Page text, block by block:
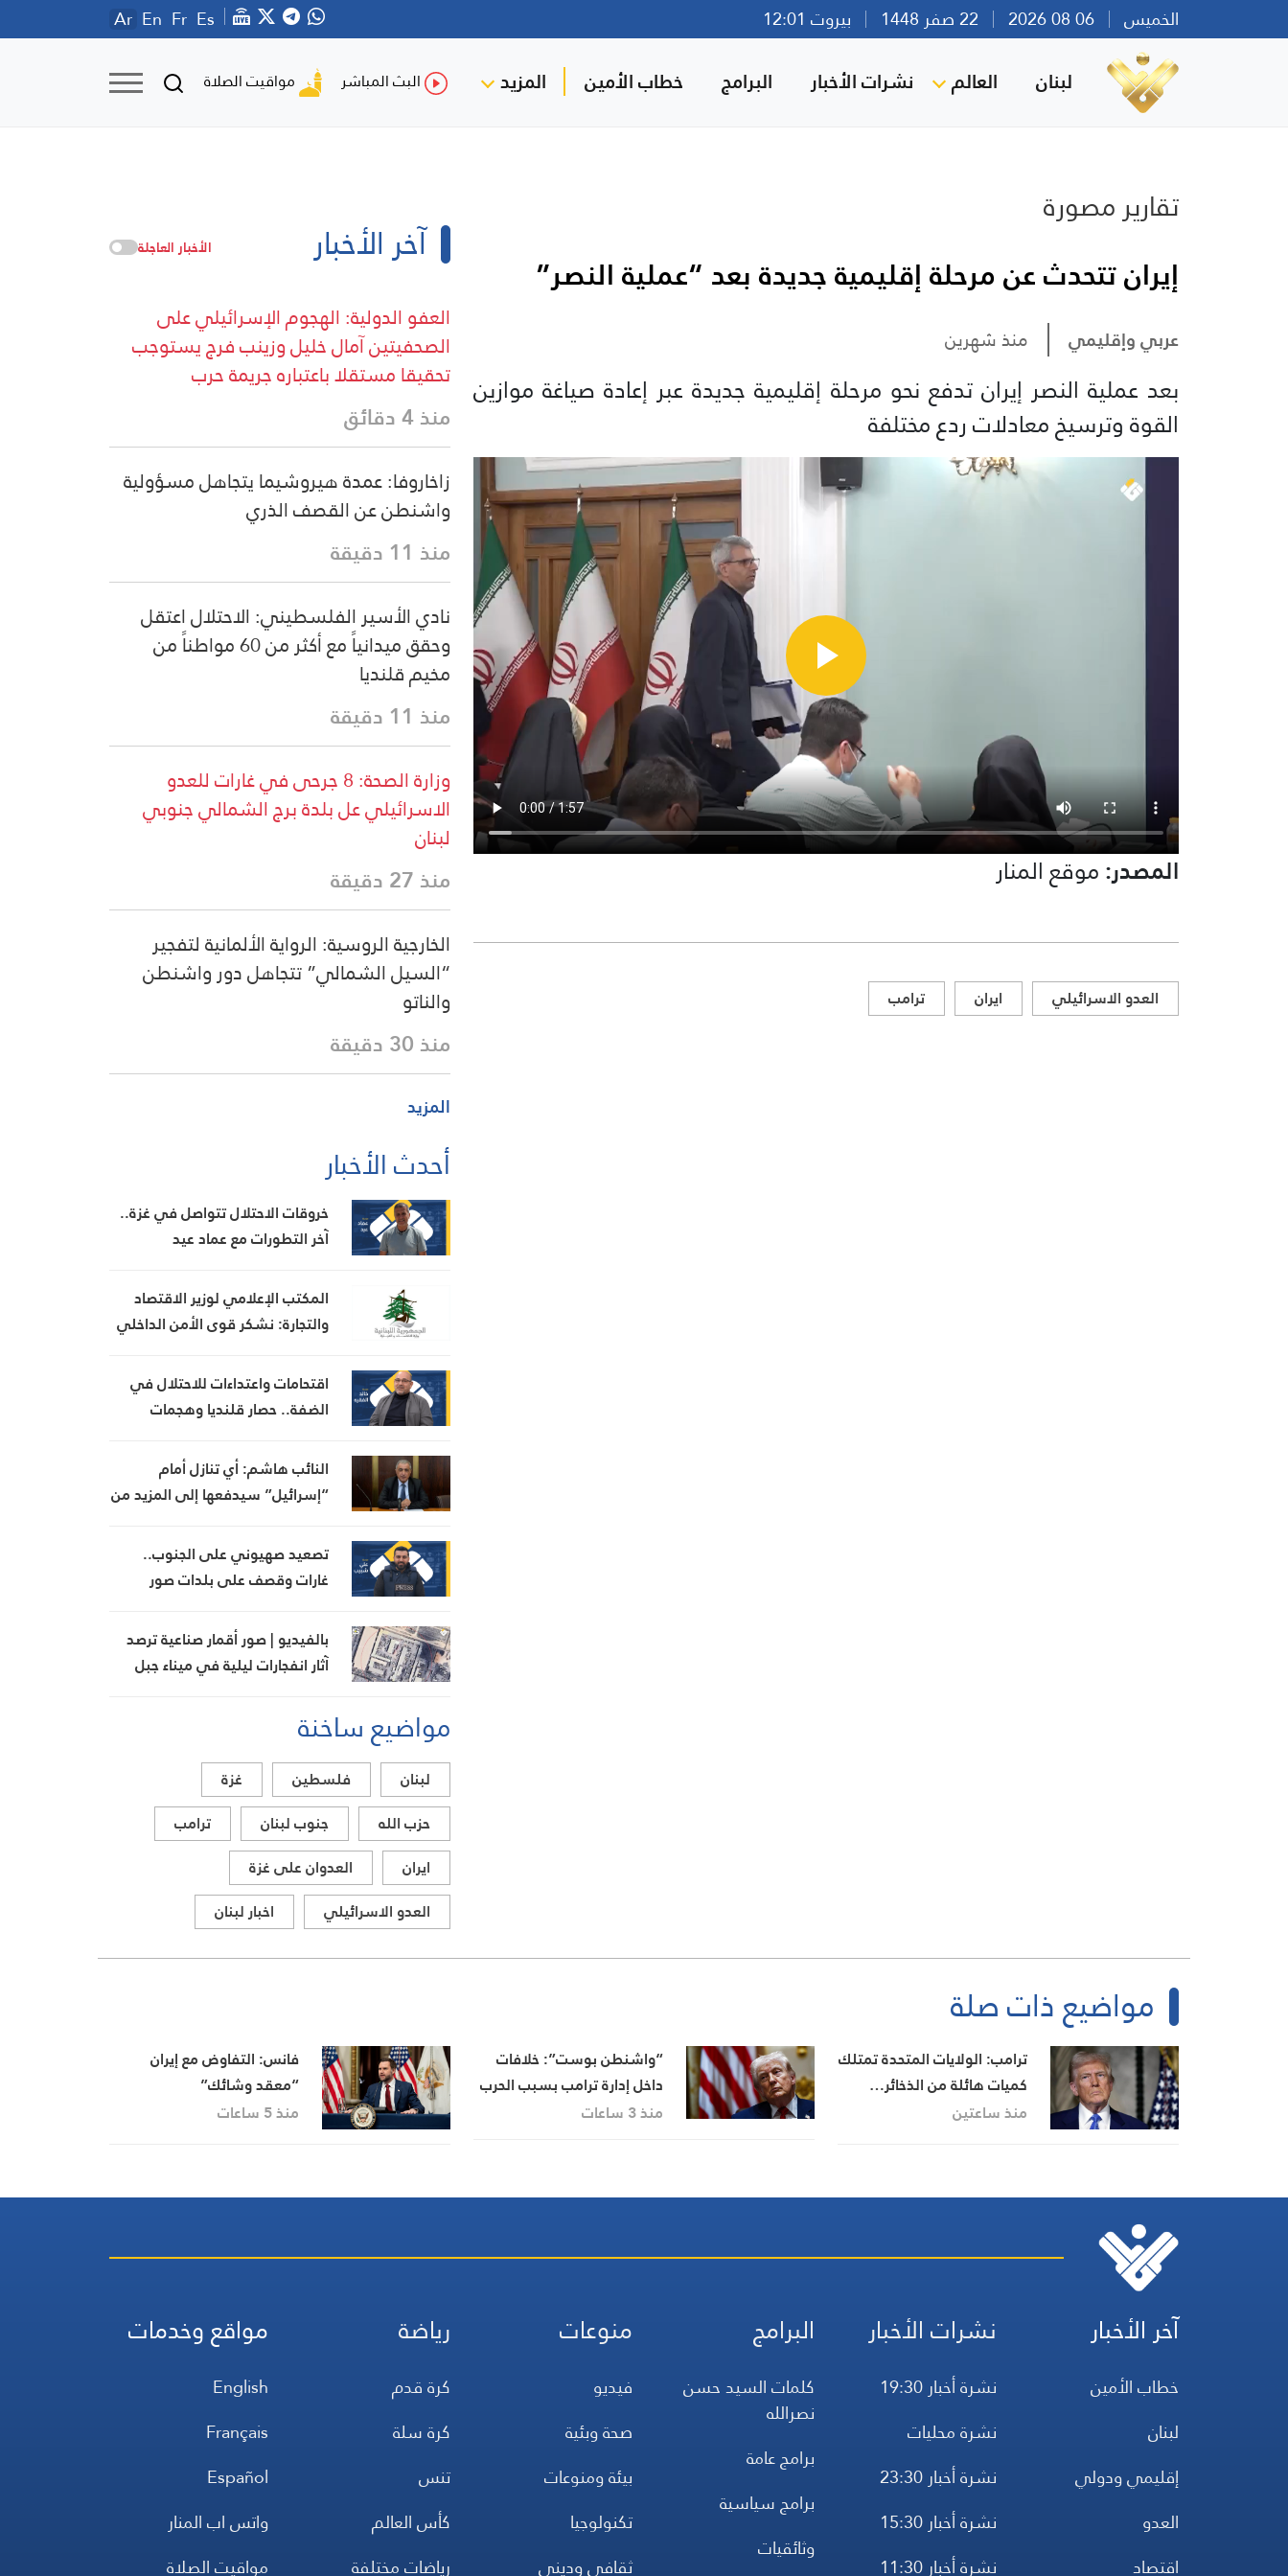
الخميس بيروت 12:01 Ar En Fr Es
لبنان العالم نشرات الأخبار البرامج خطاب الأمين المزيد البث المباشر مواقيت الصلاة
تقارير مصورة
إيران تتحدث عن مرحلة إقليمية جديدة بعد “عملية النصر”
عربي وإقليمي منذ شهرين
بعد عملية النصر إيران تدفع نحو مرحلة إقليمية جديدة عبر إعادة صياغة موازين
القوة وترسيخ معادلات ردع مختلفة
المصدر:موقع المنار
العدو الاسرائيلي ايران ترامب
آخر الأخبار الأخبار العاجلة
العفو الدولية: الهجوم الإسرائيلي على
الصحفيتين آمال خليل وزينب فرج يستوجب
تحقيقا مستقلا باعتباره جريمة حرب
منذ 4 دقائق
زاخاروفا: عمدة هيروشيما يتجاهل مسؤولية
واشنطن عن القصف الذري
منذ 11 دقيقة
نادي الأسير الفلسطيني: الاحتلال اعتقل
وحقق ميدانياً مع أكثر من 60 مواطناً من
مخيم قلنديا
منذ 11 دقيقة
وزارة الصحة: 8 جرحى في غارات للعدو
الاسرائيلي عل بلدة برج الشمالي جنوبي
لبنان
منذ 27 دقيقة
الخارجية الروسية: الرواية الألمانية لتفجير
“السيل الشمالي” تتجاهل دور واشنطن
والناتو
منذ 30 دقيقة
المزيد
أحدث الأخبار
خروقات الاحتلال تتواصل في غزة..
آخر التطورات مع عماد عيد
المكتب الإعلامي لوزير الاقتصاد
والتجارة: نشكر قوى الأمن الداخلي
وتوقيف إحدى المشتبه بهن بانتحال
صفة “مفتشة في الوزارة
اقتحامات واعتداءات للاحتلال في
الضفة.. حصار قلنديا وهجمات
النائب هاشم: أي تنازل أمام
“إسرائيل” سيدفعها إلى المزيد من
التجريبية
تصعيد صهيوني على الجنوب..
غارات وقصف على بلدات صور
مجدلزون
بالفيديو | صور أقمار صناعية ترصد
آثار انفجارات ليلية في ميناء جبل
مواضيع ساخنة
لبنان فلسطين
غزة
حزب الله
جنوب لبنان
ترامب
ايران
العدوان على غزة
العدو الاسرائيلي
اخبار لبنان
مواضيع ذات صلة
ترامب: الولايات المتحدة تمتلك
كميات هائلة من الذخائر…
ومتفائل بالمحادثات مع إيران
منذ ساعتين
“واشنطن بوست”: خلافات
داخل إدارة ترامب بسبب الحرب
على إيران واستنزاف المخزون
منذ 3 ساعات
فانس: التفاوض مع إيران
“معقد وشائك”
منذ 5 ساعات
آخر الأخبار
خطاب الأمين
لبنان
إقليمي ودولي
العدو
اقتصاد
نشرات الأخبار
نشرة أخبار 19:30
نشرة محليات
نشرة أخبار 23:30
نشرة أخبار 15:30
نشرة أخبار 11:30
البرامج
كلمات السيد حسن
نصرالله
برامج عامة
برامج سياسية
وثائقيات
منوعات
فيديو
صحة وبئية
بيئة ومنوعات
تكنولوجيا
ثقافي وديني
رياضة
كرة قدم
كرة سلة
تنس
كأس العالم
رياضات مختلفة
مواقع وخدمات
English
Français
Español
واتس اب المنار
مواقيت الصلاة